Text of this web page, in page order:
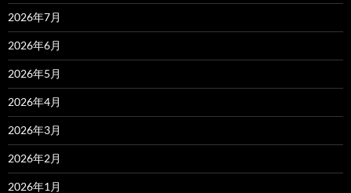
2026年7月
2026年6月
2026年5月
2026年4月
2026年3月
2026年2月
2026年1月